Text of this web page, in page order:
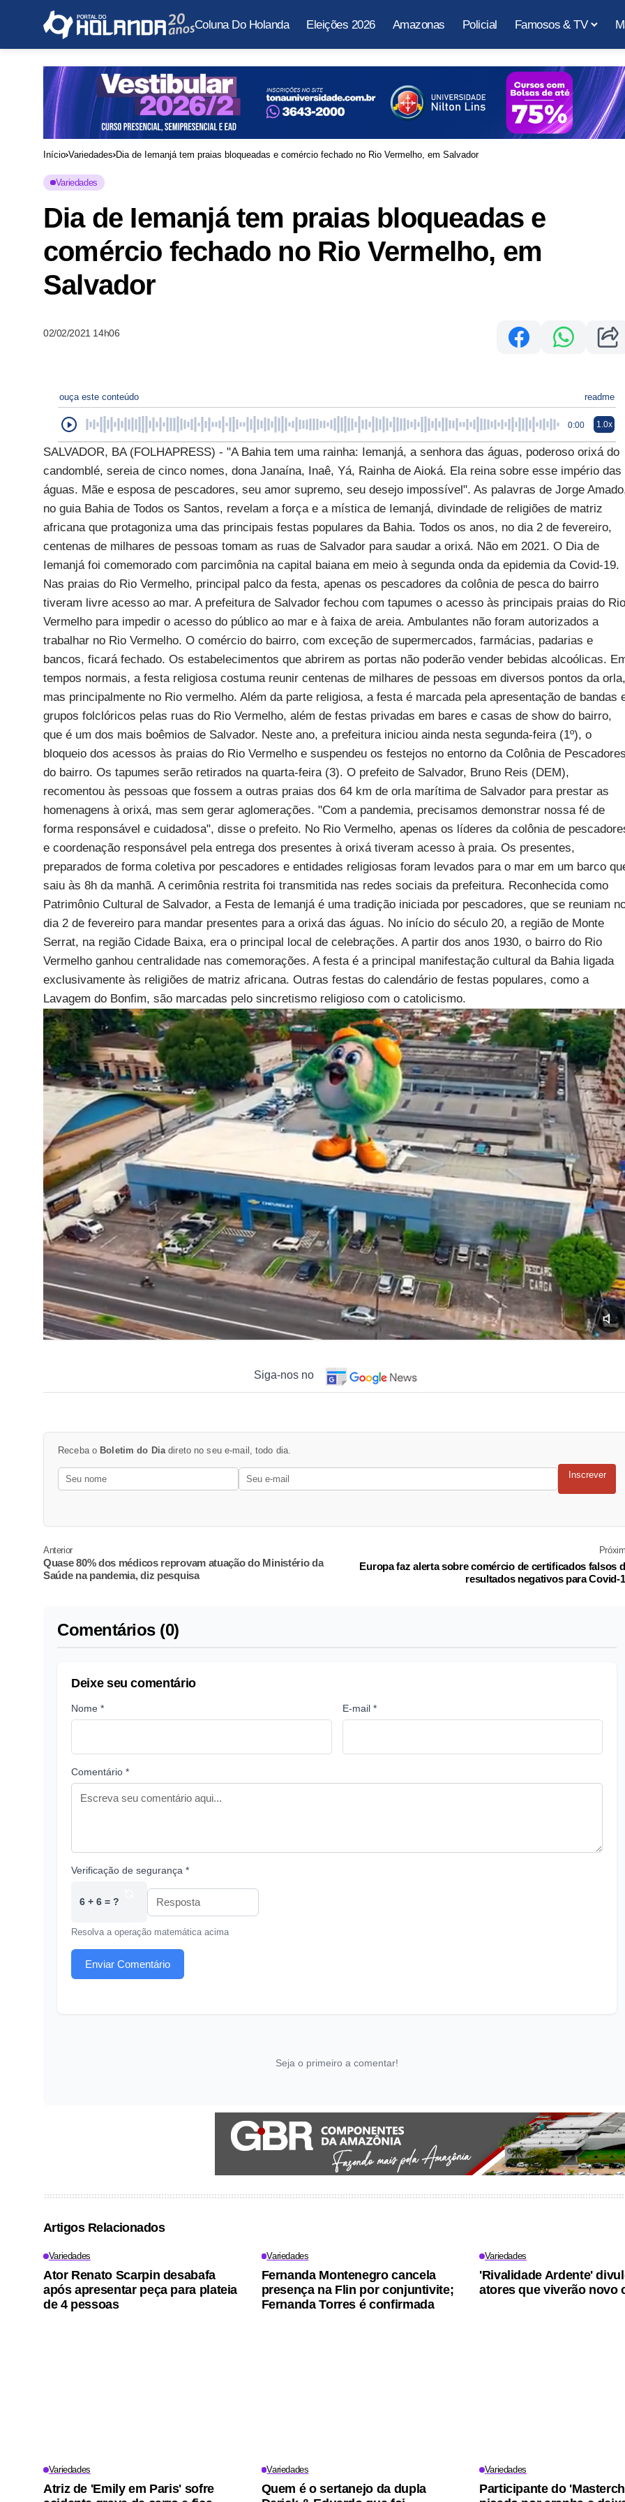
Coluna Do Holanda Eleições 2026 Amazonas Policial Famosos & TV
Início Variedades Dia de Iemanjá tem praias bloqueadas e comércio fechado no Rio Vermelho, em Salvador
Variedades
Dia de Iemanjá tem praias bloqueadas e
comércio fechado no Rio Vermelho, em
Salvador
02/02/2021 14h06
ouça este conteúdo readme
0:00 1.0x
SALVADOR, BA (FOLHAPRESS) - "A Bahia tem uma rainha: Iemanjá, a senhora das águas, poderoso orixá do
candomblé, sereia de cinco nomes, dona Janaína, Inaê, Yá, Rainha de Aioká. Ela reina sobre esse império das
águas. Mãe e esposa de pescadores, seu amor supremo, seu desejo impossível". As palavras de Jorge
no guia Bahia de Todos os Santos, revelam a força e a mística de Iemanjá, divindade de religiões de matriz
africana que protagoniza uma das principais festas populares da Bahia. Todos os anos, no dia 2 de fevereiro,
centenas de milhares de pessoas tomam as ruas de Salvador para saudar a orixá. Não em 2021. O Dia de
Iemanjá foi comemorado com parcimônia na capital baiana em meio à segunda onda da epidemia da Covid-19.
Nas praias do Rio Vermelho, principal palco da festa, apenas os pescadores da colônia de pesca do bairro
tiveram livre acesso ao mar. A prefeitura de Salvador fechou com tapumes o acesso às principais praias do Rio
Vermelho para impedir o acesso do público ao mar e à faixa de areia. Ambulantes não foram autorizados a
trabalhar no Rio Vermelho. O comércio do bairro, com exceção de supermercados, farmácias, padarias e
bancos, ficará fechado. Os estabelecimentos que abrirem as portas não poderão vender bebidas alcoólicas.
tempos normais, a festa religiosa costuma reunir centenas de milhares de pessoas em diversos pontos da orla,
mas principalmente no Rio vermelho. Além da parte religiosa, a festa é marcada pela apresentação de bandas
grupos folclóricos pelas ruas do Rio Vermelho, além de festas privadas em bares e casas de show do bairro,
que é um dos mais boêmios de Salvador. Neste ano, a prefeitura iniciou ainda nesta segunda-feira (1º), o
bloqueio dos acessos às praias do Rio Vermelho e suspendeu os festejos no entorno da Colônia de
do bairro. Os tapumes serão retirados na quarta-feira (3). O prefeito de Salvador, Bruno Reis (DEM),
recomentou às pessoas que fossem a outras praias dos 64 km de orla marítima de Salvador para prestar as
homenagens à orixá, mas sem gerar aglomerações. "Com a pandemia, precisamos demonstrar nossa fé de
forma responsável e cuidadosa", disse o prefeito. No Rio Vermelho, apenas os líderes da colônia de
e coordenação responsável pela entrega dos presentes à orixá tiveram acesso à praia. Os presentes,
preparados de forma coletiva por pescadores e entidades religiosas foram levados para o mar em um barco
saiu às 8h da manhã. A cerimônia restrita foi transmitida nas redes sociais da prefeitura. Reconhecida como
Patrimônio Cultural de Salvador, a Festa de Iemanjá é uma tradição iniciada por pescadores, que se reuniam
dia 2 de fevereiro para mandar presentes para a orixá das águas. No início do século 20, a região de Monte
Serrat, na região Cidade Baixa, era o principal local de celebrações. A partir dos anos 1930, o bairro do Rio
Vermelho ganhou centralidade nas comemorações. A festa é a principal manifestação cultural da Bahia ligada
exclusivamente às religiões de matriz africana. Outras festas do calendário de festas populares, como a
Lavagem do Bonfim, são marcadas pelo sincretismo religioso com o catolicismo.
Siga-nos no
Receba o Boletim do Diadireto no seu e-mail, todo dia.
Inscrever
Anterior
Quase 80% dos médicos reprovam atuação do Ministério da
Saúde na pandemia, diz pesquisa
Europa faz alerta sobre comércio de certificados falsos
resultados negativos para Covid-
Comentários (0)
Deixe seu comentário
Nome * E-mail *
Comentário *
Verificação de segurança *
6 + 6 = ?
Resolva a operação matemática acima
Enviar Comentário
Seja o primeiro a comentar!
Artigos Relacionados
Variedades
Ator Renato Scarpin desabafa
após apresentar peça para plateia
de 4 pessoas
Variedades
Fernanda Montenegro cancela
presença na Flin por conjuntivite;
Fernanda Torres é confirmada
Variedades
'Rivalidade Ardente'
atores que viverão novo
Variedades
Atriz de 'Emily em Paris' sofre
Variedades
Quem é o sertanejo da dupla
Variedades
Participante do